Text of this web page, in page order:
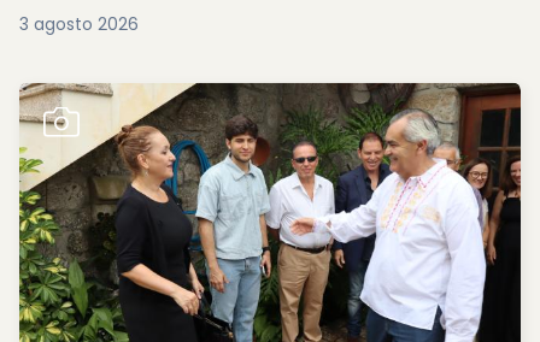
3 agosto 2026